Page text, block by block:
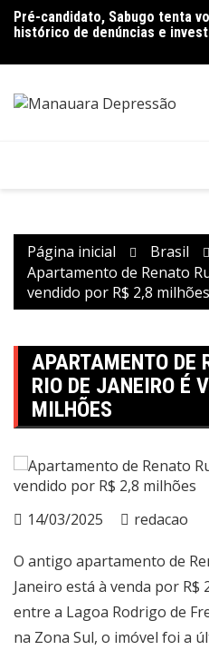
para
conteúdo
Pré-candidato, Sabugo tenta
histórico de denúncias e
Bolsonaro pede ao STF para
Pais
Página inicial
Brasil
Apartamento de Renato
vendido por R$ 2,8 milhões
APARTAMENTO DE
RIO DE JANEIRO É
MILHÕES
14/03/2025 redacao
O antigo apartamento de
Janeiro está à venda por R$
entre a Lagoa Rodrigo de
na Zona Sul, o imóvel foi a